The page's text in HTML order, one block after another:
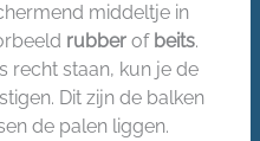
middeltje in
rubber of beits.
recht staan, kun je de
Dit zijn de balken
de palen liggen.